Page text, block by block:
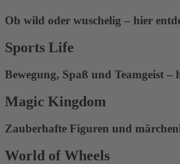
Ob wild oder wuschelig – hier
Sports Life
Bewegung, Spaß und Teamgeist
Magic Kingdom
Zauberhafte Figuren und
World of Wheels